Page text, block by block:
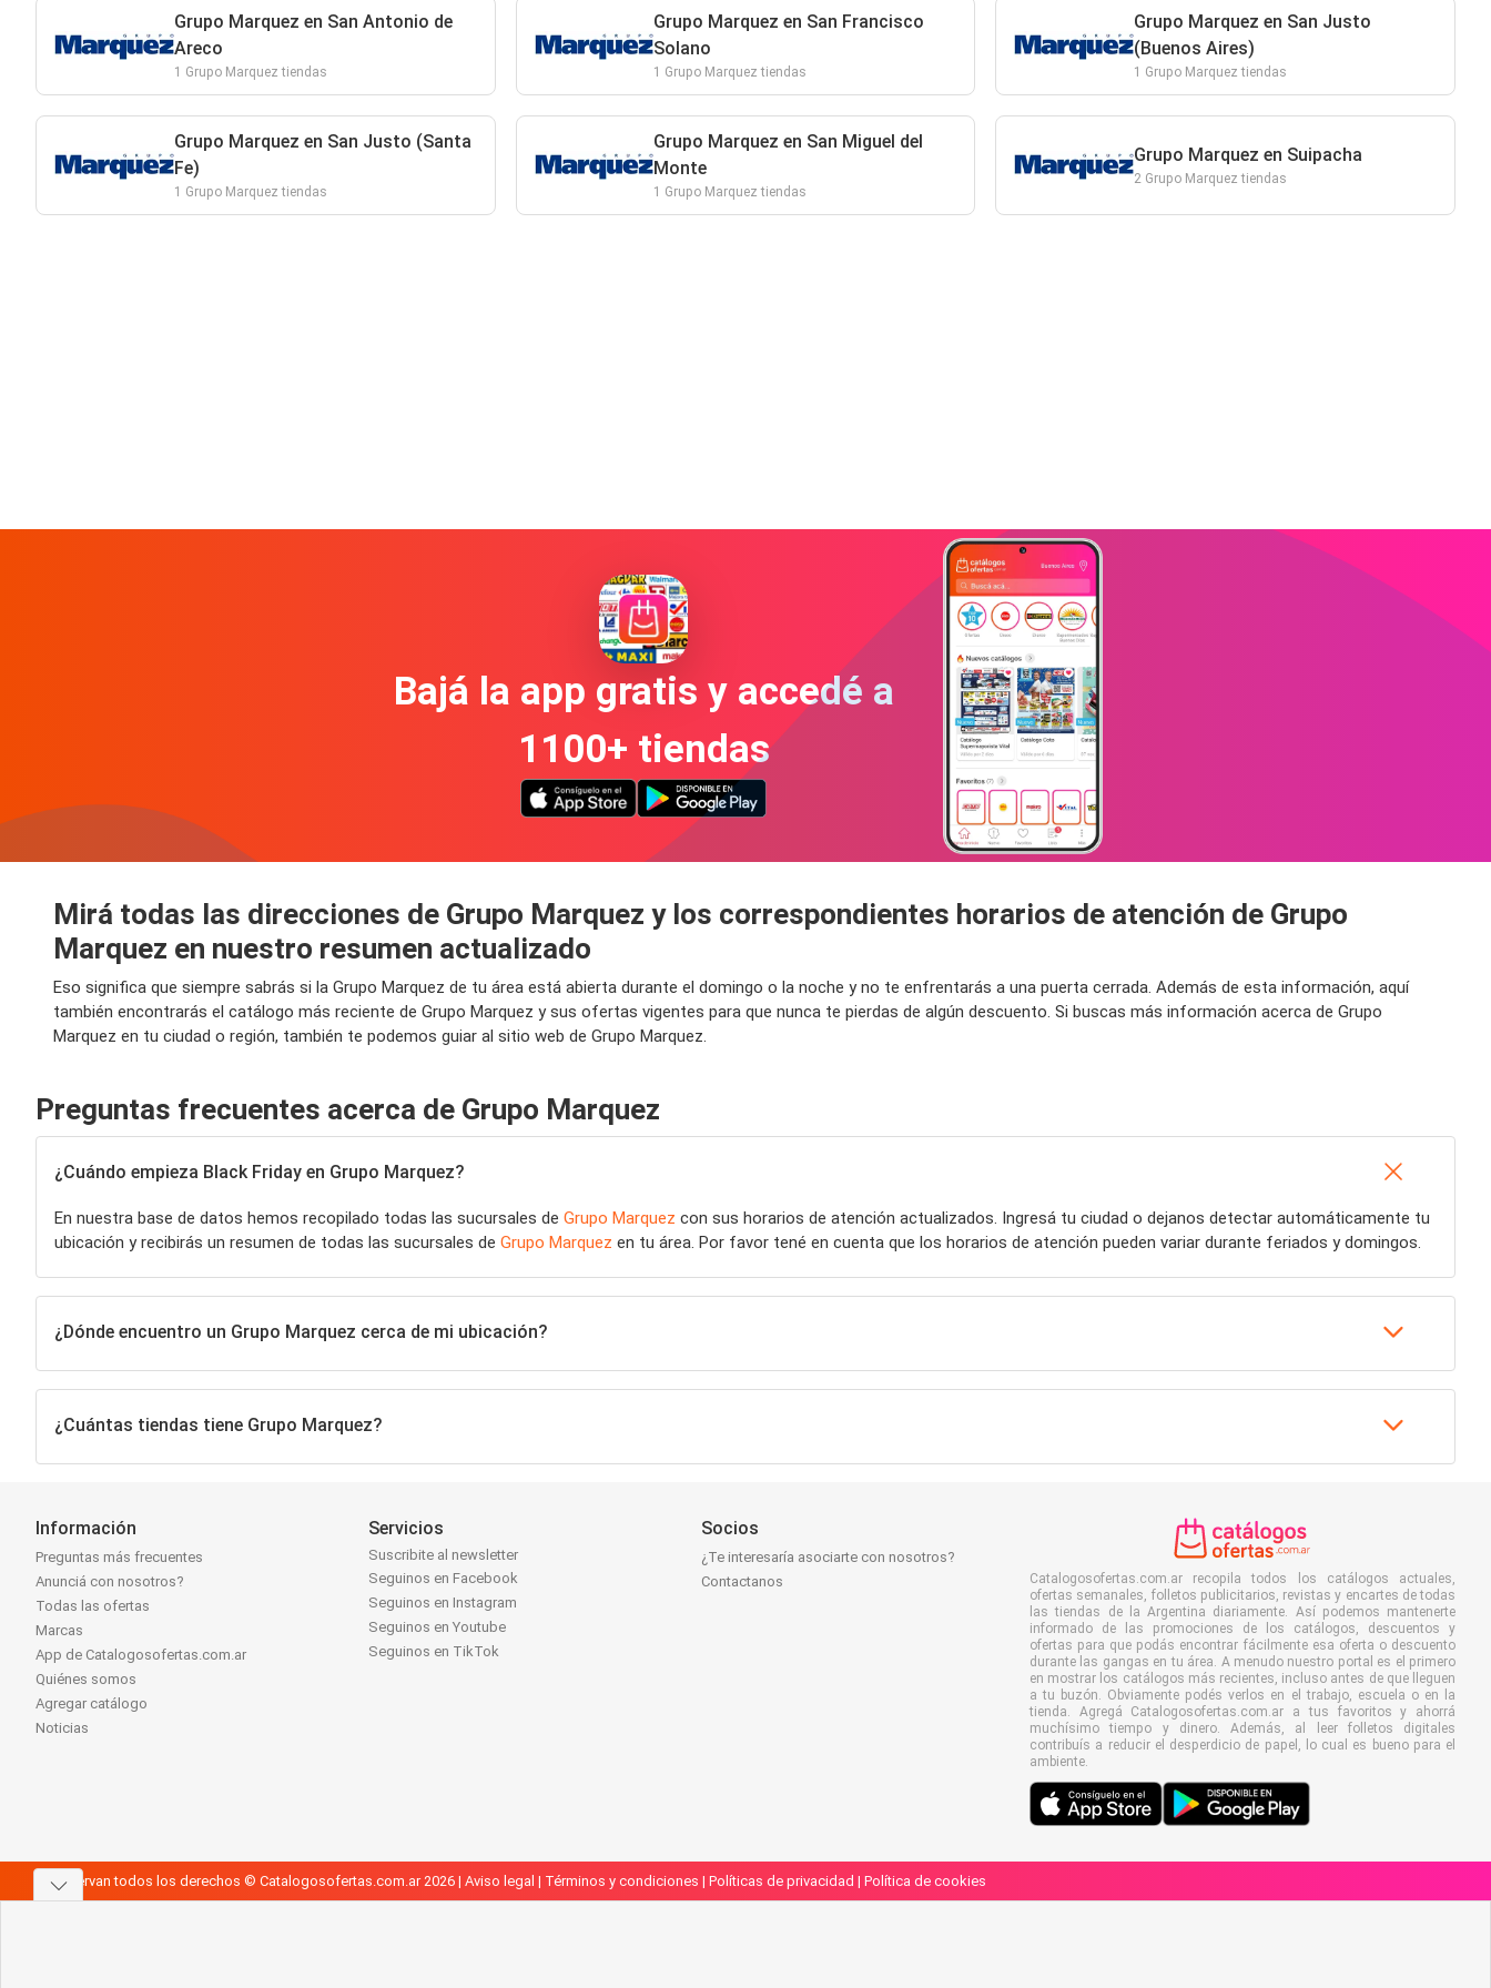
Grupo Marquez en San Antonio de
Areco
1 Grupo Marquez tiendas
Grupo Marquez en San Francisco
Solano
1 Grupo Marquez tiendas
Grupo Marquez en San Justo
(Buenos Aires)
1 Grupo Marquez tiendas
Grupo Marquez en San Justo (Santa
Fe)
1 Grupo Marquez tiendas
Grupo Marquez en San Miguel del
Monte
1 Grupo Marquez tiendas
Grupo Marquez en Suipacha
2 Grupo Marquez tiendas
Bajá la app gratis y accedé a
1100+ tiendas
Mirá todas las direcciones de Grupo Marquez y los correspondientes horarios de atención de Grupo
Marquez en nuestro resumen actualizado
Eso significa que siempre sabrás si la Grupo Marquez de tu área está abierta durante el domingo o la noche y no te enfrentarás a una puerta cerrada. Además de esta información, aquí
también encontrarás el catálogo más reciente de Grupo Marquez y sus ofertas vigentes para que nunca te pierdas de algún descuento. Si buscas más información acerca de Grupo
Marquez en tu ciudad o región, también te podemos guiar al sitio web de Grupo Marquez.
Preguntas frecuentes acerca de Grupo Marquez
¿Cuándo empieza Black Friday en Grupo Marquez?
En nuestra base de datos hemos recopilado todas las sucursales de Grupo Marquez con sus horarios de atención actualizados. Ingresá tu ciudad o dejanos detectar automáticamente tu
ubicación y recibirás un resumen de todas las sucursales de Grupo Marquez en tu área. Por favor tené en cuenta que los horarios de atención pueden variar durante feriados y domingos.
¿Dónde encuentro un Grupo Marquez cerca de mi ubicación?
¿Cuántas tiendas tiene Grupo Marquez?
Información
Preguntas más frecuentes
Anunciá con nosotros?
Todas las ofertas
Marcas
App de Catalogosofertas.com.ar
Quiénes somos
Agregar catálogo
Noticias
Servicios
Suscribite al newsletter
Seguinos en Facebook
Seguinos en Instagram
Seguinos en Youtube
Seguinos en TikTok
Socios
¿Te interesaría asociarte con nosotros?
Contactanos
Catalogosofertas.com.ar recopila todos los catálogos actuales,
ofertas semanales, folletos publicitarios, revistas y encartes de todas
las tiendas de la Argentina diariamente. Así podemos mantenerte
informado de las promociones de los catálogos, descuentos y
ofertas para que podás encontrar fácilmente esa oferta o descuento
durante las gangas en tu área. A menudo nuestro portal es el primero
en mostrar los catálogos más recientes, incluso antes de que lleguen
a tu buzón. Obviamente podés verlos en el trabajo, escuela o en la
tienda. Agregá Catalogosofertas.com.ar a tus favoritos y ahorrá
muchísimo tiempo y dinero. Además, al leer folletos digitales
contribuís a reducir el desperdicio de papel, lo cual es bueno para el
ambiente.
Se reservan todos los derechos © Catalogosofertas.com.ar 2026 | Aviso legal | Términos y condiciones | Políticas de privacidad | Política de cookies